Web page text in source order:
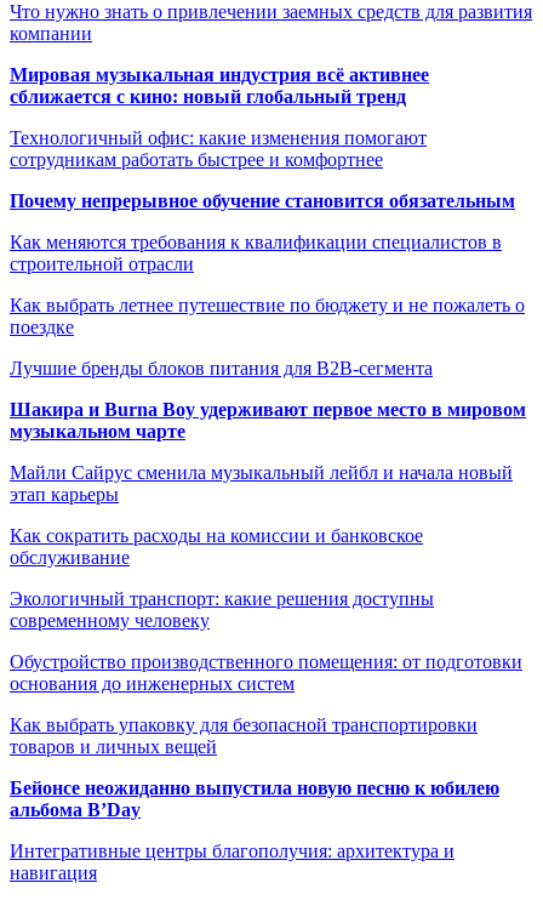
Что нужно знать о привлечении заемных средств для развития
компании
Мировая музыкальная индустрия всё активнее
сближается с кино: новый глобальный тренд
Технологичный офис: какие изменения помогают
сотрудникам работать быстрее и комфортнее
Почему непрерывное обучение становится обязательным
Как меняются требования к квалификации специалистов в
строительной отрасли
Как выбрать летнее путешествие по бюджету и не пожалеть о
поездке
Лучшие бренды блоков питания для B2B-сегмента
Шакира и Burna Boy удерживают первое место в мировом
музыкальном чарте
Майли Сайрус сменила музыкальный лейбл и начала новый
этап карьеры
Как сократить расходы на комиссии и банковское
обслуживание
Экологичный транспорт: какие решения доступны
современному человеку
Обустройство производственного помещения: от подготовки
основания до инженерных систем
Как выбрать упаковку для безопасной транспортировки
товаров и личных вещей
Бейонсе неожиданно выпустила новую песню к юбилею
альбома B’Day
Интегративные центры благополучия: архитектура и
навигация